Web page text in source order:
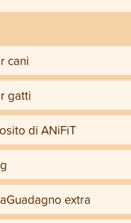
cani
gatti
di ANiFiT
extra